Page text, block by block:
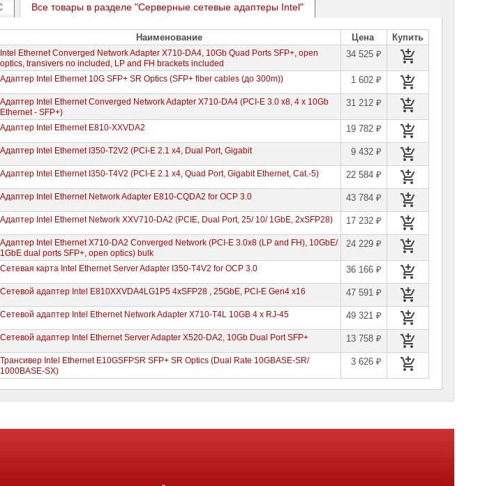
Все товары в разделе "Серверные сетевые адаптеры Intel"
Наименование Цена
Купить
Intel Ethernet Converged Network Adapter X710-DA4, 10Gb Quad Ports SFP+, open
optics, transivers no included, LP and FH brackets included
34 525 ₽
Адаптер Intel Ethernet 10G SFP+ SR Optics (SFP+ fiber cables (до 300m)) 1 602 ₽
Адаптер Intel Ethernet Converged Network Adapter X710-DA4 (PCI-E 3.0 x8, 4 x 10Gb
Ethernet - SFP+)
31 212 ₽
Адаптер Intel Ethernet E810-XXVDA2 19 782 ₽
Адаптер Intel Ethernet I350-T2V2 (PCI-E 2.1 x4, Dual Port, Gigabit 9 432 ₽
Адаптер Intel Ethernet I350-T4V2 (PCI-E 2.1 x4, Quad Port, Gigabit Ethernet, Cat.-5) 22 584 ₽
Адаптер Intel Ethernet Network Adapter E810-CQDA2 for OCP 3.0 43 784 ₽
Адаптер Intel Ethernet Network XXV710-DA2 (PCIE, Dual Port, 25/ 10/ 1GbE, 2xSFP28) 17 232 ₽
Адаптер Intel Ethernet X710-DA2 Converged Network (PCI-E 3.0x8 (LP and FH), 10GbE/
1GbE dual ports SFP+, open optics) bulk
24 229 ₽
Сетевая карта Intel Ethernet Server Adapter I350-T4V2 for OCP 3.0 36 166 ₽
Сетевой адаптер Intel E810XXVDA4LG1P5 4xSFP28 , 25GbE, PCI-E Gen4 x16 47 591 ₽
Сетевой адаптер Intel Ethernet Network Adapter X710-T4L 10GB 4 x RJ-45 49 321 ₽
Сетевой адаптер Intel Ethernet Server Adapter X520-DA2, 10Gb Dual Port SFP+ 13 758 ₽
Трансивер Intel Ethernet E10GSFPSR SFP+ SR Optics (Dual Rate 10GBASE-SR/
1000BASE-SX)
3 626 ₽